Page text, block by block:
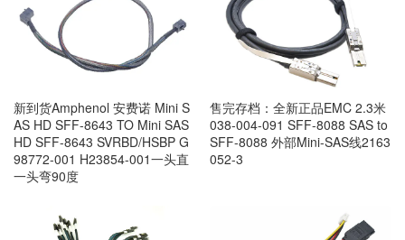
新到货Amphenol 安费诺 Mini S
AS HD SFF-8643 TO Mini SAS
HD SFF-8643 SVRBD/HSBP G
98772-001 H23854-001一头直
一头弯90度
售完存档：全新正品EMC 2.3米
038-004-091 SFF-8088 SAS to
SFF-8088 外部Mini-SAS线2163
052-3